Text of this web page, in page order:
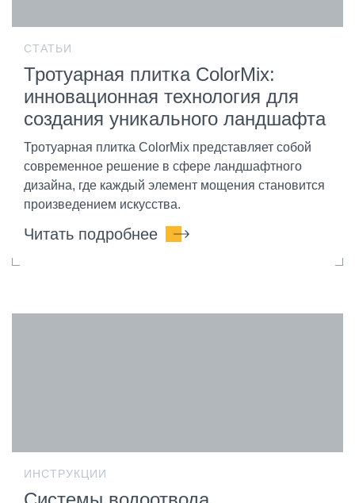
СТАТЬИ
Тротуарная плитка ColorMix:
инновационная технология для
создания уникального ландшафта
Тротуарная плитка ColorMix представляет собой
современное решение в сфере ландшафтного
дизайна, где каждый элемент мощения становится
произведением искусства.
Читать подробнее
ИНСТРУКЦИИ